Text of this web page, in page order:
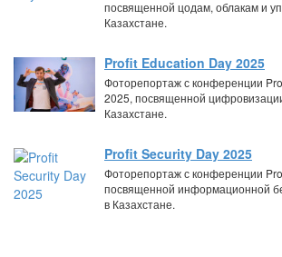
посвященной цодам, облакам и
Казахстане.
Profit Education Day 2025
Фоторепортаж с конференции
2025, посвященной
Казахстане.
Profit Security Day 2025
Фоторепортаж с конференции
посвященной информационной
в Казахстане.